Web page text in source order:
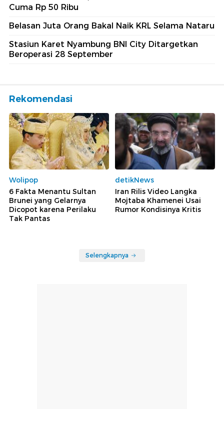
Cuma Rp 50 Ribu
Belasan Juta Orang Bakal Naik KRL Selama Nataru
Stasiun Karet Nyambung BNI City Ditargetkan
Beroperasi 28 September
Rekomendasi
Wolipop
6 Fakta Menantu Sultan
Brunei yang Gelarnya
Dicopot karena Perilaku
Tak Pantas
detikNews
Iran Rilis Video Langka
Mojtaba Khamenei Usai
Rumor Kondisinya Kritis
Selengkapnya